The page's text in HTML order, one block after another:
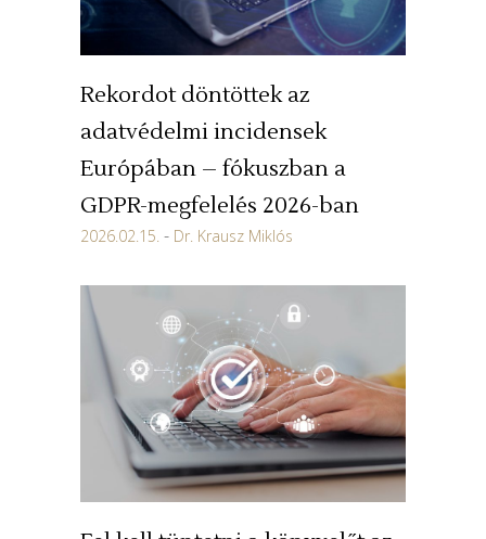
Rekordot döntöttek az
adatvédelmi incidensek
Európában – fókuszban a
GDPR-megfelelés 2026-ban
2026.02.15. Dr. Krausz Miklós